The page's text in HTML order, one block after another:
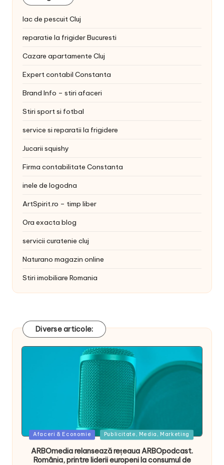
lac de pescuit Cluj
reparatie la frigider Bucuresti
Cazare apartamente Cluj
Expert contabil Constanta
Brand Info – stiri afaceri
Stiri sport si fotbal
service si reparatii la frigidere
Jucarii squishy
Firma contabilitate Constanta
inele de logodna
ArtSpirit.ro – timp liber
Ora exacta blog
servicii curatenie cluj
Naturano magazin online
Stiri imobiliare Romania
Diverse articole:
Posted
Afaceri & Economie Publicitate, Media, Marketing
ARBOmedia relansează rețeaua ARBOpodcast.
România, printre liderii europeni la consumul de